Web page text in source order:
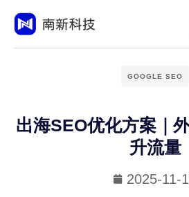
GOOGLE SEO
出海SEO优化方案｜
升流量
2025-11-